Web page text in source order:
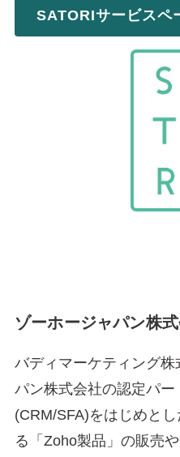
SATORIサービスペ
ゾーホージャパン株
バディマーケティング
パン株式会社の認定パ
(CRM/SFA)をはじめと
る「Zoho製品」の販売